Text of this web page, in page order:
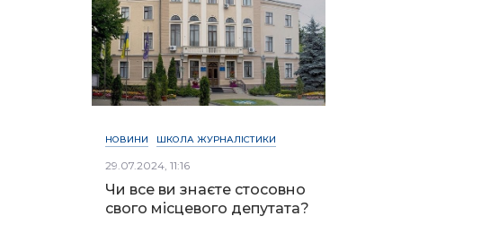
НОВИНИ ШКОЛА ЖУРНАЛІСТИКИ
29.07.2024, 11:16
Чи все ви знаєте стосовно
свого місцевого депутата?